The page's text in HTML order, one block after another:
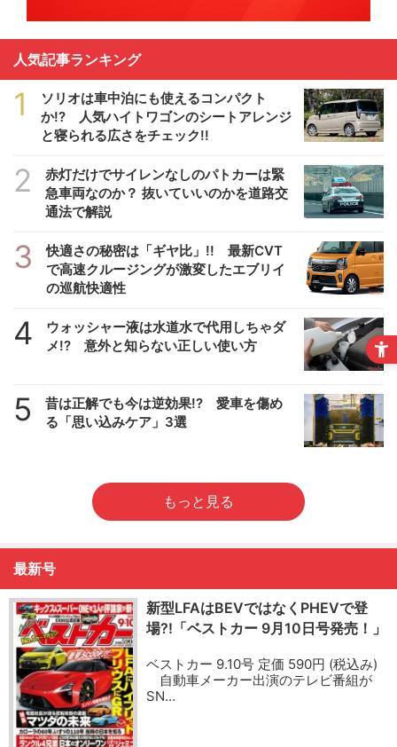
人気記事ランキング
1
ソリオは車中泊にも使えるコンパクト
か!? 人気ハイトワゴンのシートアレンジ
と寝られる広さをチェック!!
2
赤灯だけでサイレンなしのパトカーは緊
急車両なのか？ 抜いていいのかを道路交
通法で解説
3
快適さの秘密は「ギヤ比」!! 最新CVT
で高速クルージングが激変したエブリイ
の巡航快適性
4
ウォッシャー液は水道水で代用しちゃダ
メ!? 意外と知らない正しい使い方
5
昔は正解でも今は逆効果!? 愛車を傷め
る「思い込みケア」3選
もっと見る
最新号
新型LFAはBEVではなくPHEVで登
場?!「ベストカー 9月10日号発売！」
ベストカー 9.10号 定価 590円 (税込み)
自動車メーカー出演のテレビ番組が
SN…